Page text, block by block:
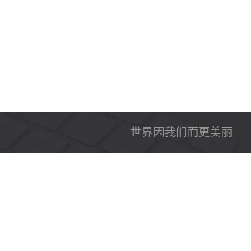
世界因我们而更美丽